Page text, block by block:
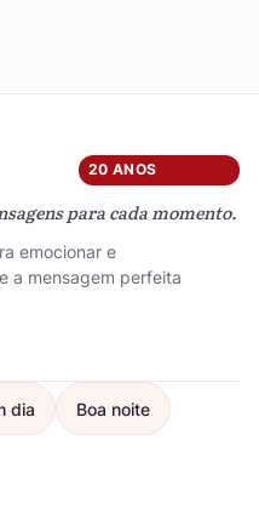
20 ANOS
para cada momento.
emocionar e
a mensagem perfeita
dia Boa noite